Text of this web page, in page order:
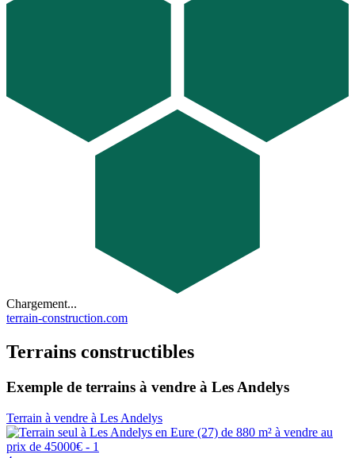
Chargement...
terrain-construction.com
Terrains constructibles
Exemple de terrains à vendre à Les Andelys
Terrain à vendre à Les Andelys